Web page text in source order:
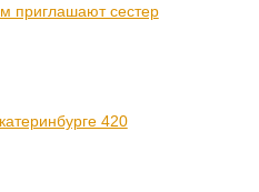
приглашают сестер
420